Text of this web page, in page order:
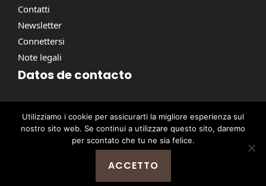
Contatti
Newsletter
Connettersi
Note legali
Datos de contacto
contact@pausacaffe.net
+39 06 9453 2781
@ 2026 | © Tutti i diritti riservati -
Utilizziamo i cookie per assicurarti la migliore esperienza sul
nostro sito web. Se continui a utilizzare questo sito, daremo
per scontato che tu ne sia felice.
ACCETTO